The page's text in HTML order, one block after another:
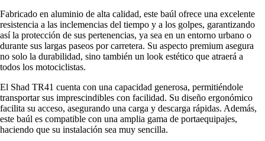
Fabricado en aluminio de alta calidad, este baúl ofrece una excelente
resistencia a las inclemencias del tiempo y a los golpes, garantizando
así la protección de sus pertenencias, ya sea en un entorno urbano o
durante sus largas paseos por carretera. Su aspecto premium asegura
no solo la durabilidad, sino también un look estético que atraerá a
todos los motociclistas.
El Shad TR41 cuenta con una capacidad generosa, permitiéndole
transportar sus imprescindibles con facilidad. Su diseño ergonómico
facilita su acceso, asegurando una carga y descarga rápidas. Además,
este baúl es compatible con una amplia gama de portaequipajes,
haciendo que su instalación sea muy sencilla.